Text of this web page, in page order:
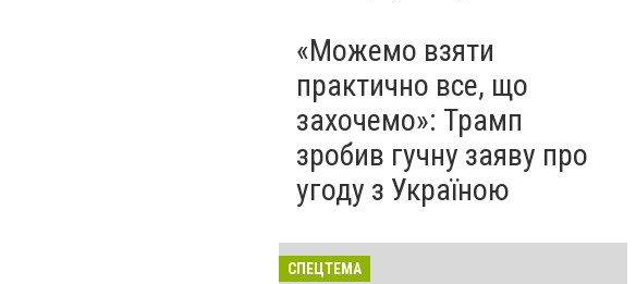
«Можемо взяти
практично все, що
захочемо»: Трамп
зробив гучну заяву про
угоду з Україною
СПЕЦТЕМА